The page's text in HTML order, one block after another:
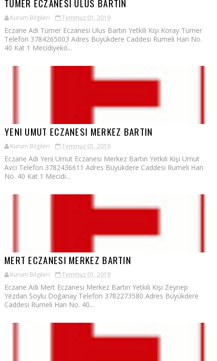
TÜMER ECZANESI ULUS BARTIN
Kurum Bilgileri Temmuz 01, 2019
Eczane Adı Tümer Eczanesi Ulus Bartın Yetkili Kişi Koray Tümer
Telefon 3784265003 Adres Büyükdere Caddesi Rumeli Han No.
40 Kat 1 Mecidiyekö...
YENI UMUT ECZANESI MERKEZ BARTIN
Kurum Bilgileri Temmuz 01, 2019
Eczane Adı Yeni Umut Eczanesi Merkez Bartın Yetkili Kişi Umut
Avcı Telefon 3782436611 Adres Büyükdere Caddesi Rumeli Han
No. 40 Kat 1 Mecidi...
MERT ECZANESI MERKEZ BARTIN
Kurum Bilgileri Temmuz 01, 2019
Eczane Adı Mert Eczanesi Merkez Bartın Yetkili Kişi Zeynep
Yezdan Soylu Doğanay Telefon 3782273580 Adres Büyükdere
Caddesi Rumeli Han No. 40...